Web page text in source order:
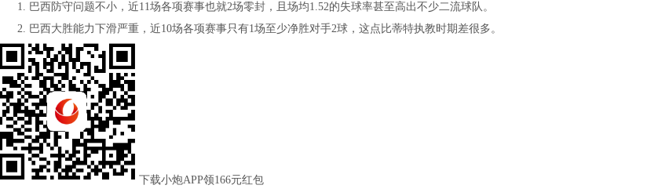
1. 巴西防守问题不小，近11场各项赛事也就2场零封，且场均1.52的失球率甚至高出不少二流球队。
2. 巴西大胜能力下滑严重，近10场各项赛事只有1场至少净胜对手2球，这点比蒂特执教时期差很多。
下载小炮APP领166元红包